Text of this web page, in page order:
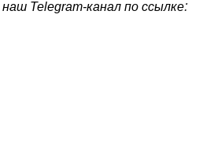
Telegram-канал по ссылке: